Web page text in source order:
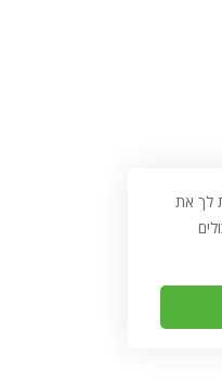
לך את